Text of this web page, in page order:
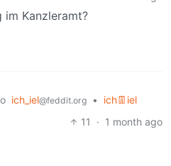
im Kanzleramt?
ich_iel@feddit.org •
ich👖iel
11
· 1 month ago